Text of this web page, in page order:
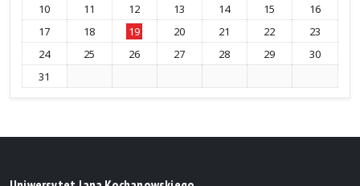
10
11 12 13 14 15
16
17
18 19 20 21 22
23
24
25 26 27 28 29
30
31